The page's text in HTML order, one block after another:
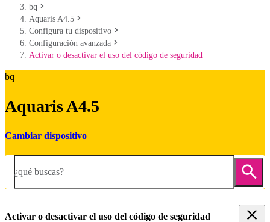
bq
Aquaris A4.5
Configura tu dispositivo
Configuración avanzada
Activar o desactivar el uso del código de seguridad
bq
Aquaris A4.5
Cambiar dispositivo
¿qué buscas?
Activar o desactivar el uso del código de seguridad